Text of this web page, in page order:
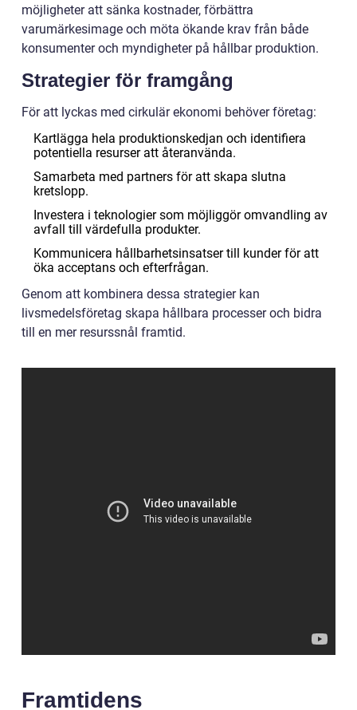
möjligheter att sänka kostnader, förbättra
varumärkesimage och möta ökande krav från både
konsumenter och myndigheter på hållbar produktion.
Strategier för framgång
För att lyckas med cirkulär ekonomi behöver företag:
Kartlägga hela produktionskedjan och identifiera
potentiella resurser att återanvända.
Samarbeta med partners för att skapa slutna
kretslopp.
Investera i teknologier som möjliggör omvandling av
avfall till värdefulla produkter.
Kommunicera hållbarhetsinsatser till kunder för att
öka acceptans och efterfrågan.
Genom att kombinera dessa strategier kan
livsmedelsföretag skapa hållbara processer och bidra
till en mer resurssnål framtid.
Framtidens